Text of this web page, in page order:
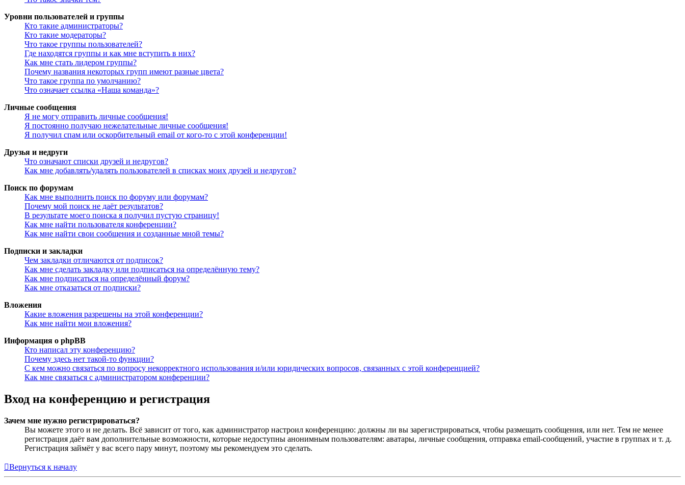
Уровни пользователей и группы
Кто такие администраторы?
Кто такие модераторы?
Что такое группы пользователей?
Где находятся группы и как мне вступить в них?
Как мне стать лидером группы?
Почему названия некоторых групп имеют разные цвета?
Что такое группа по умолчанию?
Что означает ссылка «Наша команда»?
Личные сообщения
Я не могу отправить личные сообщения!
Я постоянно получаю нежелательные личные сообщения!
Я получил спам или оскорбительный email от кого-то с этой конференции!
Друзья и недруги
Что означают списки друзей и недругов?
Как мне добавлять/удалять пользователей в списках моих друзей и недругов?
Поиск по форумам
Как мне выполнить поиск по форуму или форумам?
Почему мой поиск не даёт результатов?
В результате моего поиска я получил пустую страницу!
Как мне найти пользователя конференции?
Как мне найти свои сообщения и созданные мной темы?
Подписки и закладки
Чем закладки отличаются от подписок?
Как мне сделать закладку или подписаться на определённую тему?
Как мне подписаться на определённый форум?
Как мне отказаться от подписки?
Вложения
Какие вложения разрешены на этой конференции?
Как мне найти мои вложения?
Информация о phpBB
Кто написал эту конференцию?
Почему здесь нет такой-то функции?
С кем можно связаться по вопросу некорректного использования и/или юридических вопросов, связанных с этой конференцией?
Как мне связаться с администратором конференции?
Вход на конференцию и регистрация
Зачем мне нужно регистрироваться?
Вы можете этого и не делать. Всё зависит от того, как администратор настроил конференцию: должны ли вы зарегистрироваться, чтобы размещать сообщения, или нет. Тем не менее
регистрация даёт вам дополнительные возможности, которые недоступны анонимным пользователям: аватары, личные сообщения, отправка email-сообщений, участие в группах и т. д.
Регистрация займёт у вас всего пару минут, поэтому мы рекомендуем это сделать.
Вернуться к началу